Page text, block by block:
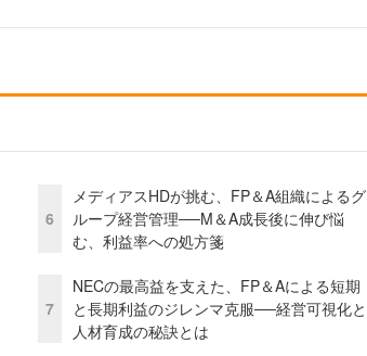
6
メディアスHDが挑む、FP＆A組織によるグ
ループ経営管理──M＆A成長後に伸び悩
む、利益率への処方箋
7
NECの最高益を支えた、FP＆Aによる短期
と長期利益のジレンマ克服──経営可視化と
人材育成の秘訣とは